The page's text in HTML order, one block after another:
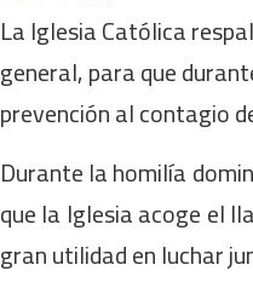
La Iglesia Católica
general, para que
prevención al contagio
Durante la homilía
que la Iglesia acoge el
gran utilidad en luchar